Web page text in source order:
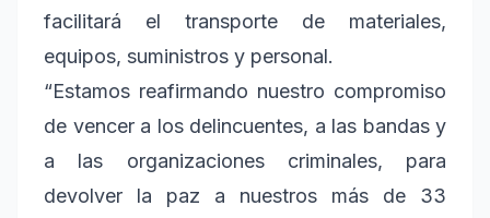
facilitará el transporte de materiales,
equipos, suministros y personal.
“Estamos reafirmando nuestro compromiso
de vencer a los delincuentes, a las bandas y
a las organizaciones criminales, para
devolver la paz a nuestros más de 33